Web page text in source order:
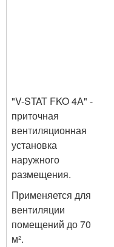
"V-STAT FKO 4A" -
приточная
вентиляционная
установка
наружного
размещения.
Применяется для
вентиляции
помещений до 70
м².